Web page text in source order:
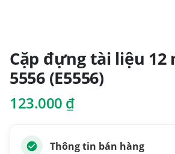
Cặp đựng tài liệu 12
5556 (E5556)
123.000 ₫
Thông tin bán hàng